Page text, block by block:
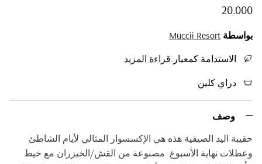
Regular price
20.000
بواسطة Muccii Resort
الاستدامة كمعيار.قراءة المزيد
دراي كلين
وصف
حقيبة اليد الصيفية هذه هي الإكسسوار المثالي لأيام الشاطئ
وعطلات نهاية الأسبوع. مصنوعة من القش/الخيزران مع خيط